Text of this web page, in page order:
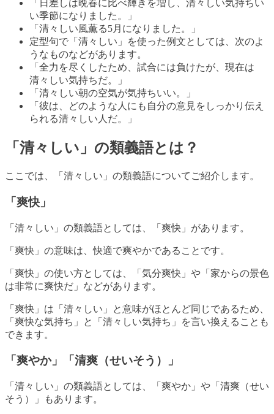
「日差しは晩春に比べ輝きを増し、清々しい気持ちい
い季節になりました。」
「清々しい風薫る5月になりました。」
定型句で「清々しい」を使った例文としては、次のよ
うなものなどがあります。
「全力を尽くしたため、試合には負けたが、現在は
清々しい気持ちだ。」
「清々しい朝の空気が気持ちいい。」
「彼は、どのような人にも自分の意見をしっかり伝え
られる清々しい人だ。」
「清々しい」の類義語とは？
ここでは、「清々しい」の類義語についてご紹介します。
「爽快」
「清々しい」の類義語としては、「爽快」があります。
「爽快」の意味は、快適で爽やかであることです。
「爽快」の使い方としては、「気分爽快」や「家からの景色
は非常に爽快だ」などがあります。
「爽快」は「清々しい」と意味がほとんど同じであるため、
「爽快な気持ち」と「清々しい気持ち」を言い換えることも
できます。
「爽やか」「清爽（せいそう）」
「清々しい」の類義語としては、「爽やか」や「清爽（せい
そう）」もあります。